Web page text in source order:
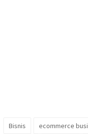
Bisnis ecommerce